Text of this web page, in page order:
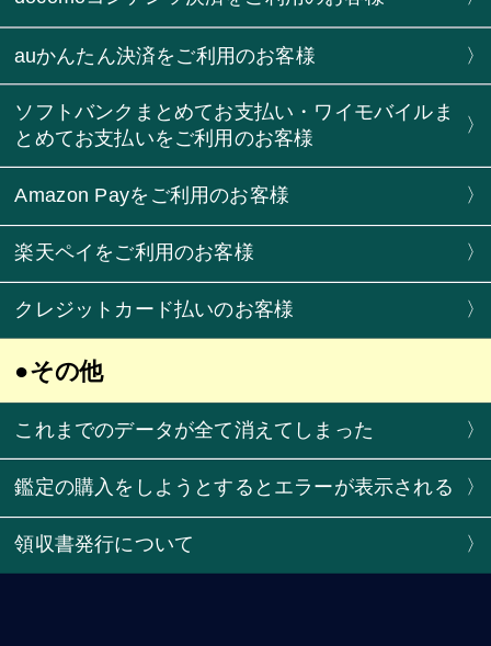
auかんたん決済をご利用のお客様 〉
ソフトバンクまとめてお支払い・ワイモバイルま
とめてお支払いをご利用のお客様
〉
Amazon Payをご利用のお客様 〉
楽天ペイをご利用のお客様 〉
クレジットカード払いのお客様 〉
●その他
これまでのデータが全て消えてしまった 〉
鑑定の購入をしようとするとエラーが表示される 〉
領収書発行について 〉